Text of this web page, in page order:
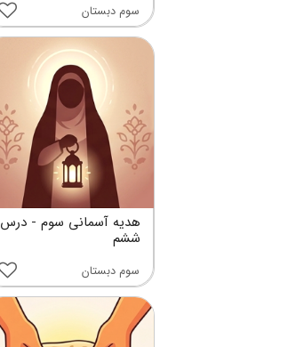
سوم دبستان
هدیه آسمانی سوم - درس
ششم
سوم دبستان